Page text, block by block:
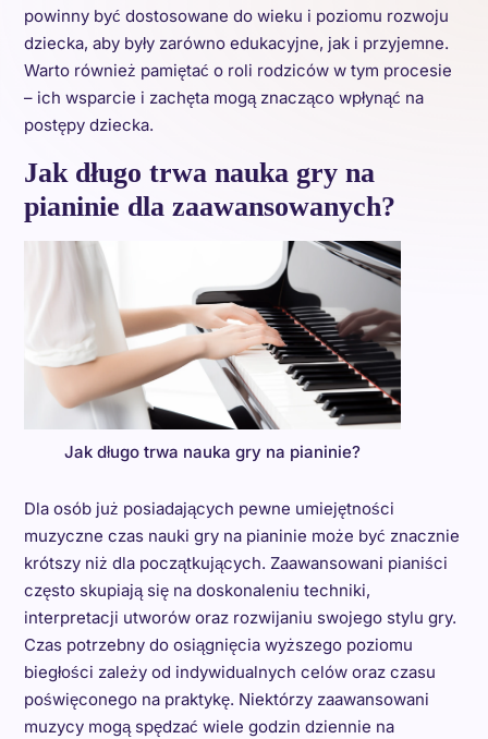
powinny być dostosowane do wieku i poziomu rozwoju
dziecka, aby były zarówno edukacyjne, jak i przyjemne.
Warto również pamiętać o roli rodziców w tym procesie
– ich wsparcie i zachęta mogą znacząco wpłynąć na
postępy dziecka.
Jak długo trwa nauka gry na
pianinie dla zaawansowanych?
Jak długo trwa nauka gry na pianinie?
Dla osób już posiadających pewne umiejętności
muzyczne czas nauki gry na pianinie może być znacznie
krótszy niż dla początkujących. Zaawansowani pianiści
często skupiają się na doskonaleniu techniki,
interpretacji utworów oraz rozwijaniu swojego stylu gry.
Czas potrzebny do osiągnięcia wyższego poziomu
biegłości zależy od indywidualnych celów oraz czasu
poświęconego na praktykę. Niektórzy zaawansowani
muzycy mogą spędzać wiele godzin dziennie na